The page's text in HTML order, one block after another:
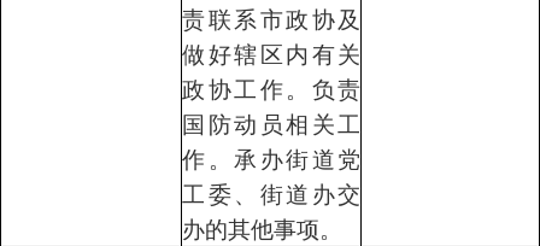
责联系市政协及
做好辖区内有关
政协工作。负责
国防动员相关工
作。承办街道党
工委、街道办交
办的其他事项。